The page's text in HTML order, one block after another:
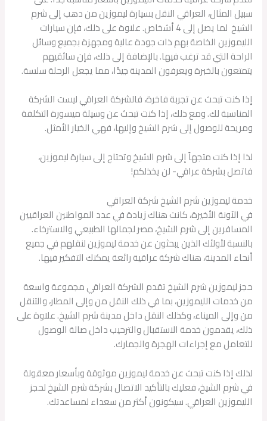
سبيل المثال، العراقي النقل بسيارة ليموزين من دهب إلى شرم
الشيخ لما يصل إلى 4 أشخاص. علاوة على ذلك، فإن سيارات
الليموزين الخاصة بهم ذات جودة عالية ومجهزة بجميع وسائل
الراحة التي قد ترغب فيها. بالإضافة إلى ذلك، فإن سائقيهم
يتمتعون بالخبرة ويعرفون المدينة جيدًا، مما يجعل الرحلة سلسة.
إذا كنت تبحث عن تجربة فاخرة، فالشركة العراقي ليست الشركة
المناسبة لك. ومع ذلك، إذا كنت تبحث عن وسيلة ميسورة التكلفة
ومريحة للوصول إلى شرم الشيخ وإليها، فهي الخيار الأمثل.
لذا إذا كنت متجهاً إلى شرم الشيخ وتحتاج إلى سيارة ليموزين،
فاتصل بشركة عراقي- لن يخذلكم!
خدمة ليموزين شرم الشيخ شركة العراقي
في الآونة الأخيرة، كانت هناك زيادة في عدد المواطنين العراقيين
المسافرين إلى شرم الشيخ، مصر لجمالها الطبيعي والاسترخاء.
بالنسبة لأولئك الذين يبحثون عن خدمة ليموزين لنقلهم في جميع
أنحاء المدينة، هناك شركة عراقية رائعة يمكنك التفكير فيها.
حجز ليموزين شرم الشيخ تقدم الشركة العراقي مجموعة واسعة
من خدمات الليموزين، بما في ذلك النقل من وإلى المطار، والتنقل
من وإلى الميناء، وكذلك النقل داخل مدينة شرم الشيخ. علاوة على
ذلك، يقدمون خدمة الاستقبال والترحيب داخل صالة الوصول
للتعامل مع إجراءات الهجرة والجمارك.
لذلك إذا كنت تبحث عن خدمة ليموزين موثوقة وبأسعار معقولة
في شرم الشيخ، فعليك بالتأكيد الاتصال بشركة شرم الشيخ لحجز
الليموزين العراقي. سيكونون أكثر من سعداء لمساعدتك.